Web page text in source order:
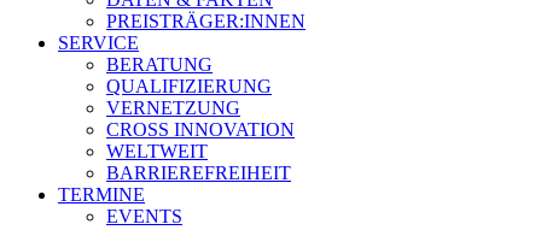
PREISTRÄGER:INNEN
SERVICE
BERATUNG
QUALIFIZIERUNG
VERNETZUNG
CROSS INNOVATION
WELTWEIT
BARRIEREFREIHEIT
TERMINE
EVENTS